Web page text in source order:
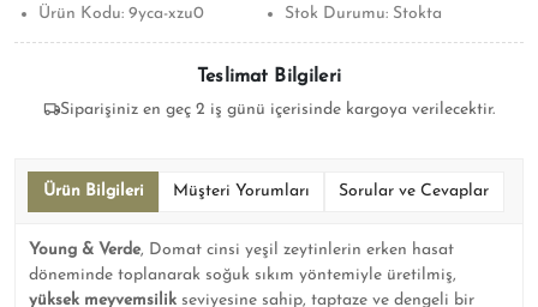
Ürün Kodu: 9yca-xzu0 Stok Durumu:Stokta
Teslimat Bilgileri
Siparişiniz en geç 2 iş günü içerisinde kargoya verilecektir.
Ürün Bilgileri Müşteri Yorumları Sorular ve Cevaplar
Young & Verde, Domat cinsi yeşil zeytinlerin erken hasat
döneminde toplanarak soğuk sıkım yöntemiyle üretilmiş,
yüksek meyvemsilikseviyesine sahip, taptaze ve dengeli bir